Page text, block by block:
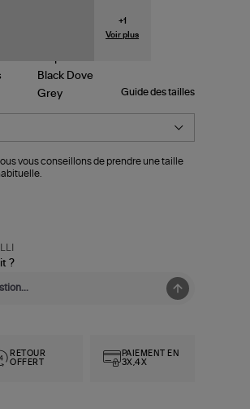
+1
Voir plus
Guide des tailles
vous conseillons de prendre une taille
?
RETOUR
OFFERT
PAIEMENT EN
3X,4X